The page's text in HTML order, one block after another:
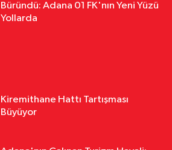
Büründü: Adana 01 FK'nın Yeni Yüzü
Yollarda
Kiremithane Hattı Tartışması
Büyüyor